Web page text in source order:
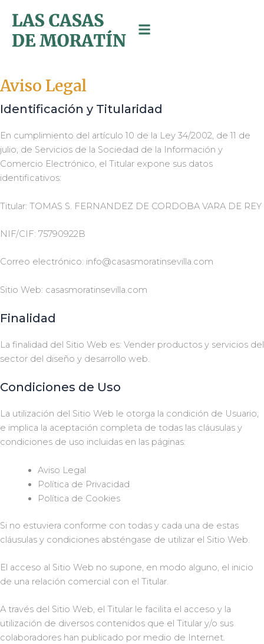
contenido
Aviso Legal
Identificación y Titularidad
En cumplimiento del artículo 10 de la Ley 34/2002, de 11 de
julio, de Servicios de la Sociedad de la Información y
Comercio Electrónico, el Titular expone sus datos
identificativos:
Titular: TOMAS S. FERNANDEZ DE CORDOBA VARA DE REY
NIF/CIF: 75790922B
Correo electrónico: info@casasmoratinsevilla.com
Sitio Web: casasmoratinsevilla.com
Finalidad
La finalidad del Sitio Web es: Vender productos y servicios del
sector del diseño y desarrollo web.
Condiciones de Uso
La utilización del Sitio Web le otorga la condición de Usuario,
e implica la aceptación completa de todas las cláusulas y
condiciones de uso incluidas en las páginas:
Aviso Legal
Política de Privacidad
Política de Cookies
Si no estuviera conforme con todas y cada una de estas
cláusulas y condiciones absténgase de utilizar el Sitio Web.
El acceso al Sitio Web no supone, en modo alguno, el inicio
de una relación comercial con el Titular.
A través del Sitio Web, el Titular le facilita el acceso y la
utilización de diversos contenidos que el Titular y/o sus
colaboradores han publicado por medio de Internet.